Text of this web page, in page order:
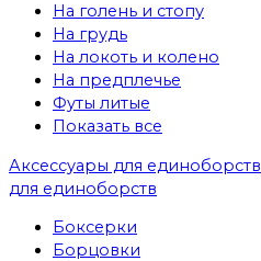
На голень и стопу
На грудь
На локоть и колено
На предплечье
Футы литые
Показать все
Аксессуары для единоборств
для единоборств
Боксерки
Борцовки